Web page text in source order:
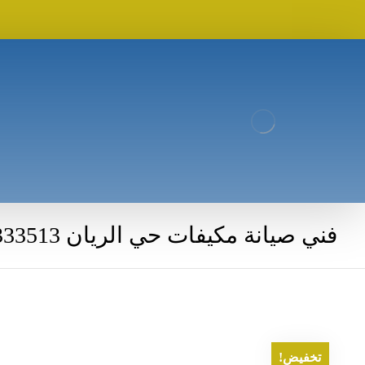
فني صيانة مكيفات حي الريان 0506333513
تخفيض!